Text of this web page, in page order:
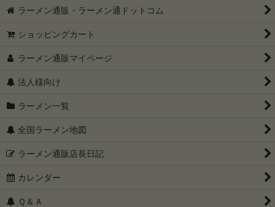
ラーメン通販・ラーメン通ドットコム
ショッピングカート
ラーメン通販マイページ
法人様向け
ラーメン一覧
全国ラーメン地図
ラーメン通販店長日記
カレンダー
Ｑ＆Ａ